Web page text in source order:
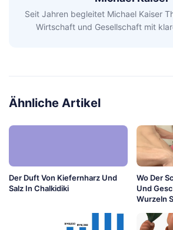
Seit Jahren begleitet Michael Kaiser
Wirtschaft und Gesellschaft mit
Ähnliche Artikel
Der Duft Von Kiefernharz Und
Salz In Chalkidiki
Wo Der
Und
Wurzeln